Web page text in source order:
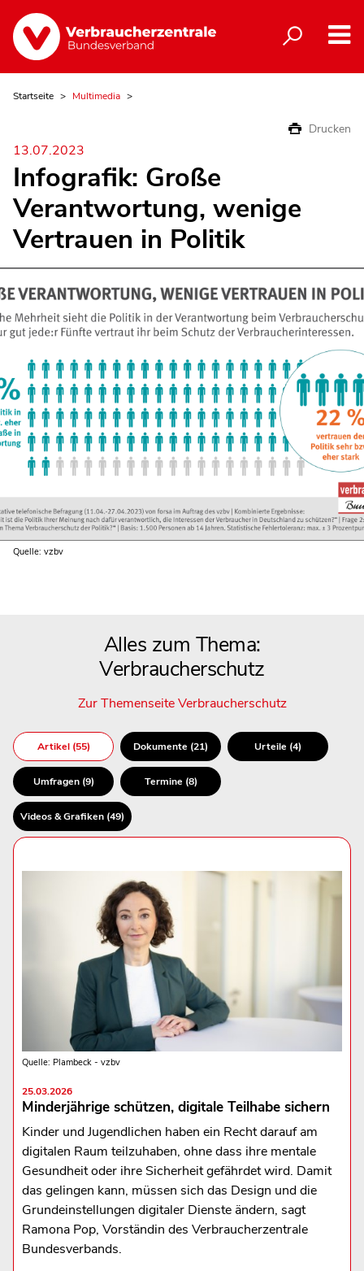
Startseite Multimedia
Drucken
13.07.2023
Infografik: Große
Verantwortung, wenige
Vertrauen in Politik
Quelle: vzbv
Alles zum Thema:
Verbraucherschutz
Zur Themenseite Verbraucherschutz
Artikel (55) Dokumente (21) Urteile (4)
Umfragen (9) Termine (8)
Videos & Grafiken (49)
Quelle: Plambeck - vzbv
25.03.2026
Minderjährige schützen, digitale Teilhabe sichern
Kinder und Jugendlichen haben ein Recht darauf am
digitalen Raum teilzuhaben, ohne dass ihre mentale
Gesundheit oder ihre Sicherheit gefährdet wird. Damit
das gelingen kann, müssen sich das Design und die
Grundeinstellungen digitaler Dienste ändern, sagt
Ramona Pop, Vorständin des Verbraucherzentrale
Bundesverbands.